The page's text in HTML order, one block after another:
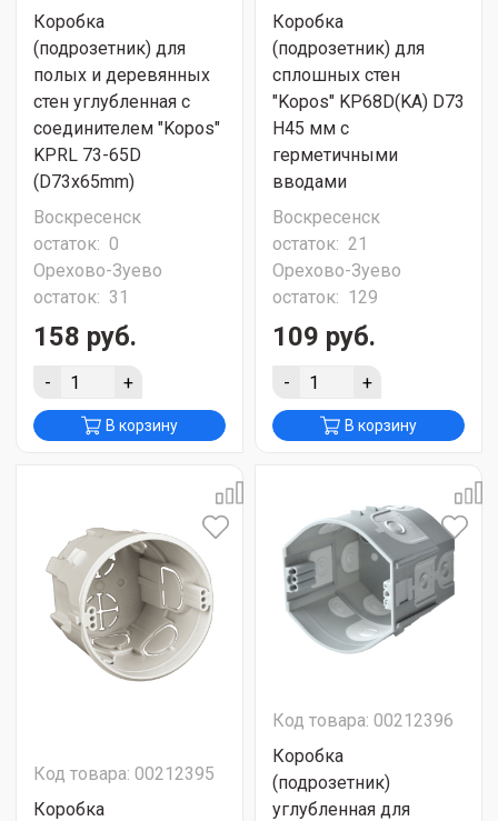
Коробка
(подрозетник) для
полых и деревянных
стен углубленная с
соединителем "Kopos"
KPRL 73-65D
(D73х65mm)
Воскресенск
остаток: 0
Орехово-Зуево
остаток: 31
158 руб.
- +
В корзину
Коробка
(подрозетник) для
сплошных стен
"Kopos" KP68D(KA) D73
H45 мм с
герметичными
вводами
Воскресенск
остаток: 21
Орехово-Зуево
остаток: 129
109 руб.
- +
В корзину
Код товара: 00212395
Коробка
Код товара: 00212396
Коробка
(подрозетник)
углубленная для